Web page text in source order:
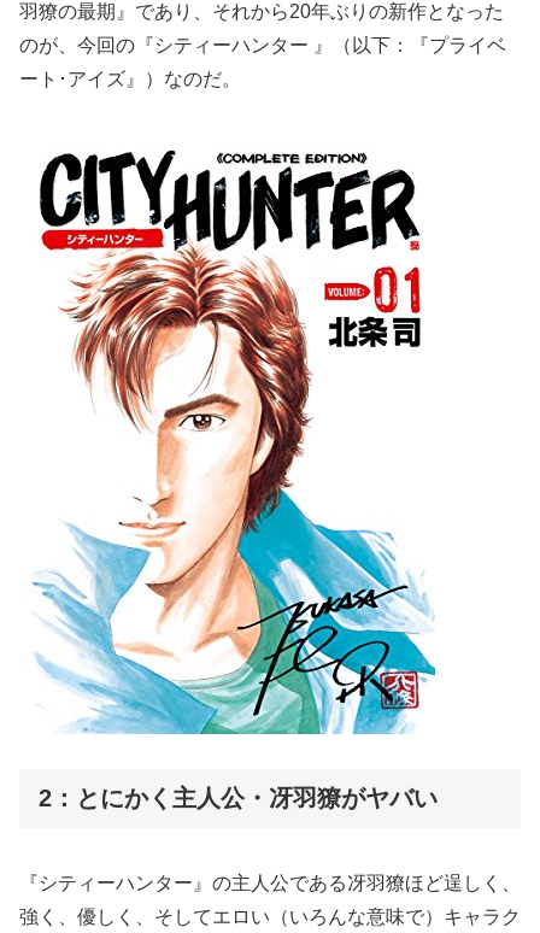
羽獠の最期』であり、それから20年ぶりの新作となった
のが、今回の『シティーハンター 』（以下：『プライベ
ート･アイズ』）なのだ。
2：とにかく主人公・冴羽獠がヤバい
『シティーハンター』の主人公である冴羽獠ほど逞しく、
強く、優しく、そしてエロい（いろんな意味で）キャラク